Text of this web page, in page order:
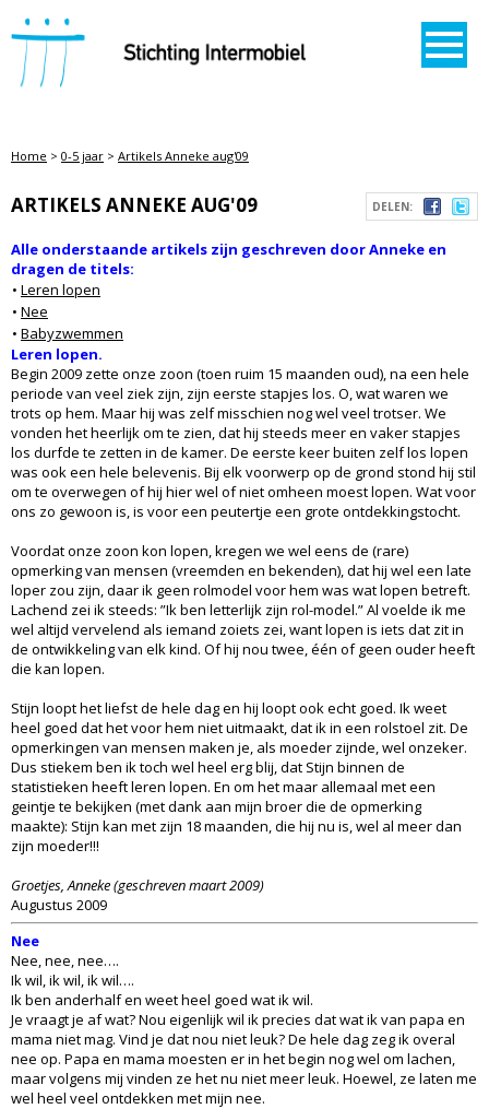
STICHTING INTERMOBIEL
Home > 0-5 jaar > Artikels Anneke aug'09
DELEN:
ARTIKELS ANNEKE AUG'09
Alle onderstaande artikels zijn geschreven door Anneke en
dragen de titels:
• Leren lopen
• Nee
• Babyzwemmen
Leren lopen.
Begin 2009 zette onze zoon (toen ruim 15 maanden oud), na een hele
periode van veel ziek zijn, zijn eerste stapjes los. O, wat waren we
trots op hem. Maar hij was zelf misschien nog wel veel trotser. We
vonden het heerlijk om te zien, dat hij steeds meer en vaker stapjes
los durfde te zetten in de kamer. De eerste keer buiten zelf los lopen
was ook een hele belevenis. Bij elk voorwerp op de grond stond hij stil
om te overwegen of hij hier wel of niet omheen moest lopen. Wat voor
ons zo gewoon is, is voor een peutertje een grote ontdekkingstocht.
Voordat onze zoon kon lopen, kregen we wel eens de (rare)
opmerking van mensen (vreemden en bekenden), dat hij wel een late
loper zou zijn, daar ik geen rolmodel voor hem was wat lopen betreft.
Lachend zei ik steeds: ”Ik ben letterlijk zijn rol-model.” Al voelde ik me
wel altijd vervelend als iemand zoiets zei, want lopen is iets dat zit in
de ontwikkeling van elk kind. Of hij nou twee, één of geen ouder heeft
die kan lopen.
Stijn loopt het liefst de hele dag en hij loopt ook echt goed. Ik weet
heel goed dat het voor hem niet uitmaakt, dat ik in een rolstoel zit. De
opmerkingen van mensen maken je, als moeder zijnde, wel onzeker.
Dus stiekem ben ik toch wel heel erg blij, dat Stijn binnen de
statistieken heeft leren lopen. En om het maar allemaal met een
geintje te bekijken (met dank aan mijn broer die de opmerking
maakte): Stijn kan met zijn 18 maanden, die hij nu is, wel al meer dan
zijn moeder!!!
Groetjes, Anneke (geschreven maart 2009)
Augustus 2009
Nee
Nee, nee, nee….
Ik wil, ik wil, ik wil….
Ik ben anderhalf en weet heel goed wat ik wil.
Je vraagt je af wat? Nou eigenlijk wil ik precies dat wat ik van papa en
mama niet mag. Vind je dat nou niet leuk? De hele dag zeg ik overal
nee op. Papa en mama moesten er in het begin nog wel om lachen,
maar volgens mij vinden ze het nu niet meer leuk. Hoewel, ze laten me
wel heel veel ontdekken met mijn nee.